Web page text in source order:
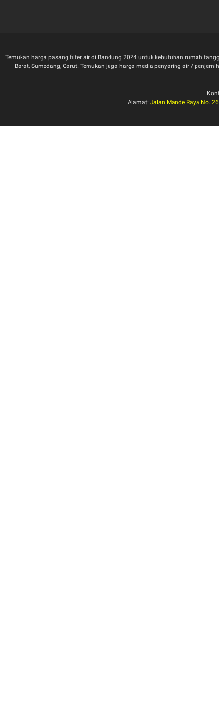
Temukan harga pasang filter air di Bandung 2024 untuk kebutuhan rumah
Barat, Sumedang, Garut. Temukan juga harga media penyaring air /
Alamat: Jalan Mande Raya No.